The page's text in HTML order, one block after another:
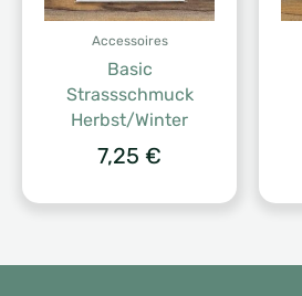
Accessoires
Basic
Strassschmuck
Herbst/Winter
7,25 €